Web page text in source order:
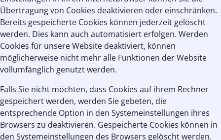
Übertragung von Cookies deaktivieren oder einschränken.
Bereits gespeicherte Cookies können jederzeit gelöscht
werden. Dies kann auch automatisiert erfolgen. Werden
Cookies für unsere Website deaktiviert, können
möglicherweise nicht mehr alle Funktionen der Website
vollumfänglich genutzt werden.
Falls Sie nicht möchten, dass Cookies auf ihrem Rechner
gespeichert werden, werden Sie gebeten, die
entsprechende Option in den Systemeinstellungen ihres
Browsers zu deaktivieren. Gespeicherte Cookies können in
den Systemeinstellungen des Browsers gelöscht werden.